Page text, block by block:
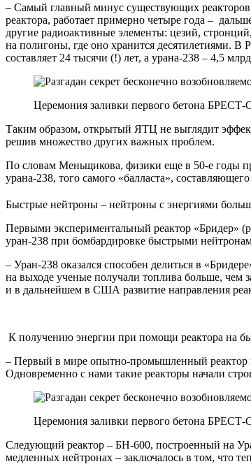
– Самый главный минус существующих
реактора, работает примерно четыре года –
другие радиоактивные элементы: цезий,
на полигоны, где оно хранится десятилетиями.
составляет 24 тысячи (!) лет, а урана-238 – 4,5
Церемония заливки первого бетона БРЕСТ-
Таким образом, открытый ЯТЦ не выглядит
решив множество других важных проблем.
По словам Меньщикова, физики еще в 50-е годы
урана-238, того самого «балласта»,
Быстрые нейтроны – нейтроны с энергиями
Первыми экспериментальный реактор «Бридер»
уран-238 при бомбардировке быстрыми
– Уран-238 оказался способен делиться в
на выходе ученые получали топлива больше, чем
и в дальнейшем в США развитие направления
К получению энергии при помощи реактора на
– Первый в мире опытно-промышленный реактор
Одновременно с нами такие реакторы начали
Церемония заливки первого бетона БРЕСТ-
Следующий реактор – БН-600, построенный на
медленных нейтронах – заключалось в том, что